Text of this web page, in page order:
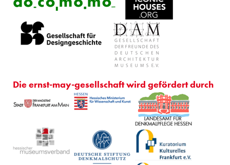
Die ernst-may-gesellschaft wird gefördert durch